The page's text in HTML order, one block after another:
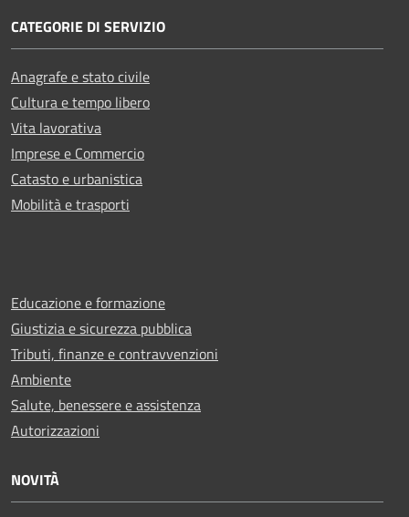
CATEGORIE DI SERVIZIO
Anagrafe e stato civile
Cultura e tempo libero
Vita lavorativa
Imprese e Commercio
Catasto e urbanistica
Mobilità e trasporti
Educazione e formazione
Giustizia e sicurezza pubblica
Tributi, finanze e contravvenzioni
Ambiente
Salute, benessere e assistenza
Autorizzazioni
NOVITÀ